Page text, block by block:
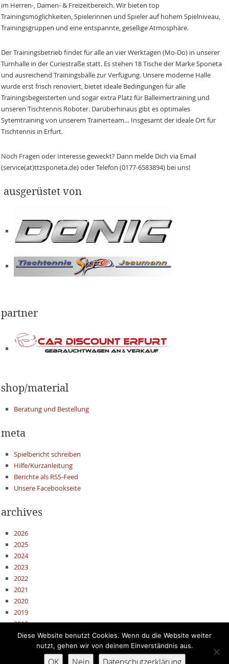
im Herren-, Damen- & Freizeitbereich. Wir bieten top
Trainingsmöglichkeiten, Spielerinnen und Spieler auf hohem Spielniveau,
Trainingsgruppen und eine entspannte, gesellige Atmosphäre.
Der Trainingsbetrieb findet für alle an vier Werktagen (Mo-Do) in unserer
Turnhalle in der Curiestraße statt. Es stehen 18 Tische der Marke Sponeta
und ausreichend Trainingsbälle zur Verfügung. Unsere moderne Halle
wurde erst frisch renoviert, bietet ideale Bedingungen für alle
Trainingsbegeisterten und sogar extra Platz für Balleimertraining und
unseren Tischtennis Roboter. Darüberhinaus gibt es optimales
Sytemtraining von unserem Trainerteam… Insgesamt der ideale Ort für
Tischtennis in Erfurt.
Noch Fragen oder Interesse geweckt? Dann melde Dich via Email
(service(at)ttzsponeta.de) oder Telefon (0177-6583894) bei uns!
ausgerüstet von
partner
shop/material
Beratung und Bestellung
meta
Spielbericht schreiben
Hilfe/Kurzanleitung
Berichte als RSS-Feed
Unsere Facebookseite
archives
2026
2025
2024
2023
2022
2021
2020
2019
2018
2017
Diese Website benutzt Cookies. Wenn du die Website weiter
nutzt, gehen wir von deinem Einverständnis aus.